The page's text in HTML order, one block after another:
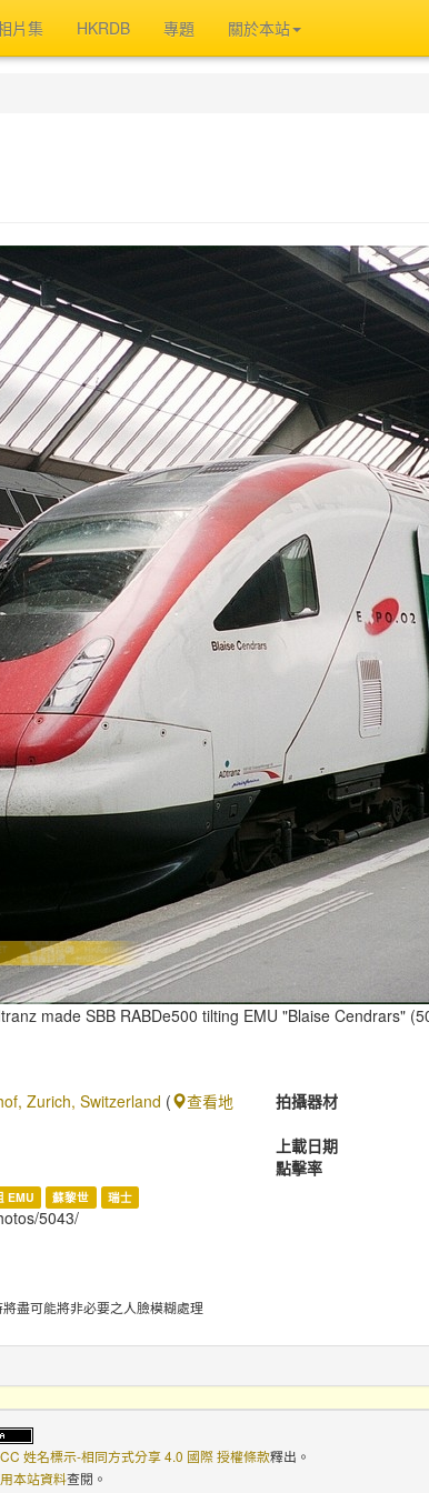
片集 HKRDB 專題 關於本站
made SBB RABDe500 tilting EMU "Blaise Cendrars"
Zurich, Switzerland (
查看地
拍攝器材
上載日期
點擊率
EMU 蘇黎世 瑞士
5043/
盡可能將非必要之人臉模糊處理
姓名標示-相同方式分享 4.0 國際 授權條款釋出。
本站資料查閱。